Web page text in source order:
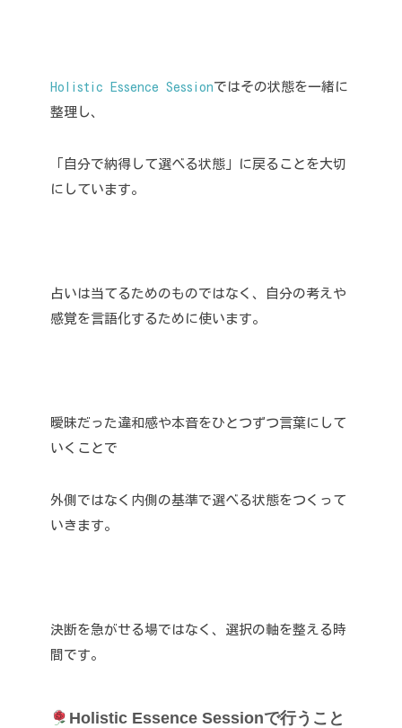
Holistic Essence Sessionではその状態を一緒に
整理し、
「自分で納得して選べる状態」に戻ることを大切
にしています。
占いは当てるためのものではなく、自分の考えや
感覚を言語化するために使います。
曖昧だった違和感や本音をひとつずつ言葉にして
いくことで
外側ではなく内側の基準で選べる状態をつくって
いきます。
決断を急がせる場ではなく、選択の軸を整える時
間です。
Holistic Essence Sessionで行うこと